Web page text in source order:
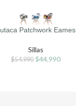
OPCIONES
Patchwork Eames
Sillas
$54.990 $44.990